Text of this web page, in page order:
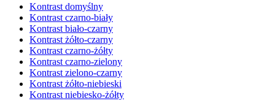
Kontrast domyślny
Kontrast czarno-biały
Kontrast biało-czarny
Kontrast żółto-czarny
Kontrast czarno-żółty
Kontrast czarno-zielony
Kontrast zielono-czarny
Kontrast żółto-niebieski
Kontrast niebiesko-żółty